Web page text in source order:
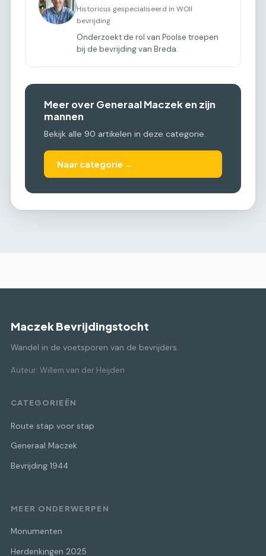
Historicus gespecialiseerd in WOII
bevrijding
Onderzoekt de rol van Poolse troepen
bij de bevrijding van Breda.
Meer over Generaal Maczek en zijn
mannen
Bekijk alle 90 artikelen in deze categorie.
Naar categorie →
Maczek Bevrijdingstocht
Wandel in de voetsporen van de bevrijders.
Auteur: Willem van der Heijden
CATEGORIEËN
Route stap voor stap
Generaal Maczek
Bevrijding 1944
MEER ONDERWERPEN
Monumenten
Herdenkingen 2025